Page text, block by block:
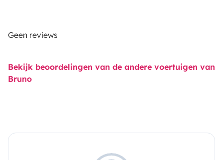
Geen reviews
Bekijk beoordelingen van de andere voertuigen van
Bruno